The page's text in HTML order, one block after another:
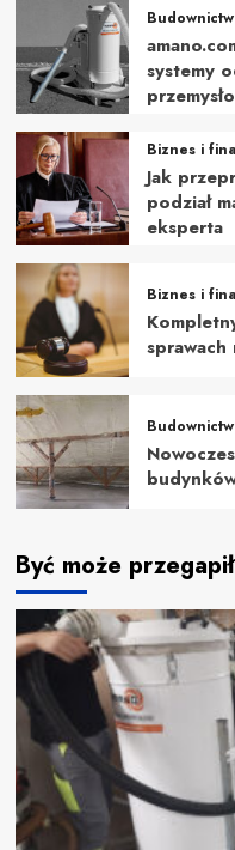
systemy
Biznes i
Jak
podział
eksperta
Biznes i
sprawach
Być może